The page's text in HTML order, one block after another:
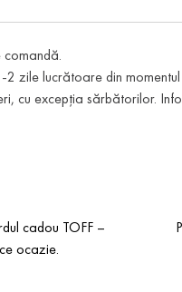
comandă.
zile lucrătoare din
cu excepția sărbătorilor.
cadou TOFF –
ocazie.